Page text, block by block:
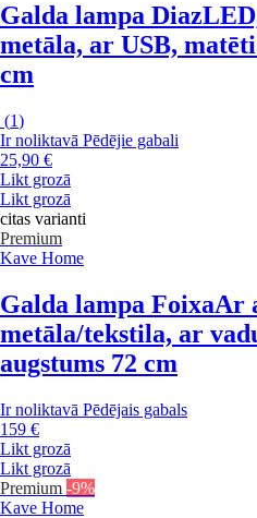
Galda lampa Diaz
metāla, ar USB,
cm
(1)
Ir noliktavā Pēdējie gabali
25,90 €
Likt grozā
Likt grozā
citas varianti
Premium
Kave Home
Galda lampa FoixaAr
metāla/tekstila, ar
augstums 72 cm
Ir noliktavā Pēdējais gabals
159 €
Likt grozā
Likt grozā
Premium -9%
Kave Home